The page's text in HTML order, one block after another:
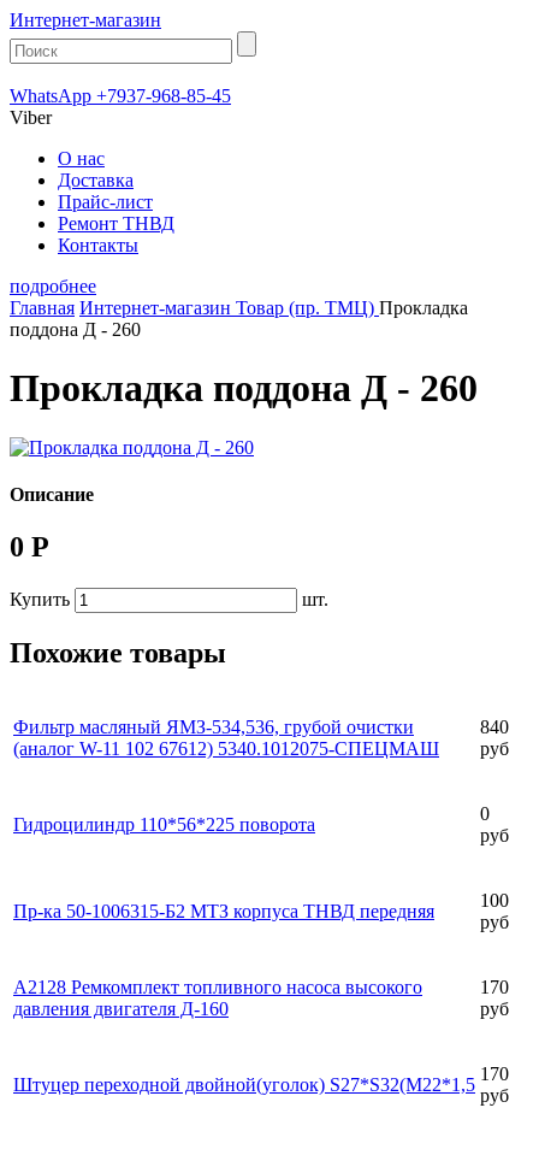
Интернет-магазин
WhatsApp +7937-968-85-45
Viber
О нас
Доставка
Прайс-лист
Ремонт ТНВД
Контакты
подробнее
Главная Интернет-магазин Товар (пр. ТМЦ) Прокладка
поддона Д - 260
Прокладка поддона Д - 260
Описание
0 Р
Купить шт.
Похожие товары
Фильтр масляный ЯМЗ-534,536, грубой очистки
(аналог W-11 102 67612) 5340.1012075-СПЕЦМАШ
840
руб
Гидроцилиндр 110*56*225 поворота
0
руб
Пр-ка 50-1006315-Б2 МТЗ корпуса ТНВД передняя
100
руб
А2128 Ремкомплект топливного насоса высокого
давления двигателя Д-160
170
руб
Штуцер переходной двойной(уголок) S27*S32(М22*1,5
170
руб